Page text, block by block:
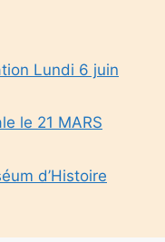
Lundi 6 juin
le 21 MARS
d’Histoire